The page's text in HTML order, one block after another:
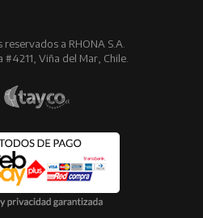
a RHONA S.A.
Viña del Mar, Chile.